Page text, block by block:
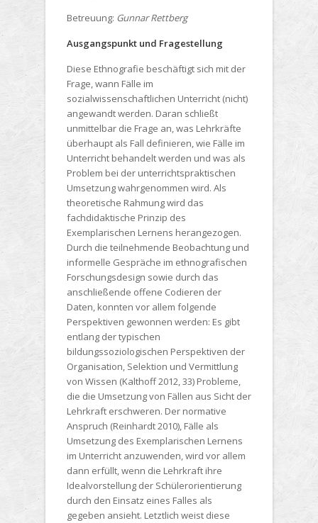
Betreuung: Gunnar Rettberg
Ausgangspunkt und Fragestellung
Diese Ethnografie beschäftigt sich mit der
Frage, wann Fälle im
sozialwissenschaftlichen Unterricht (nicht)
angewandt werden. Daran schließt
unmittelbar die Frage an, was Lehrkräfte
überhaupt als Fall definieren, wie Fälle im
Unterricht behandelt werden und was als
Problem bei der unterrichtspraktischen
Umsetzung wahrgenommen wird. Als
theoretische Rahmung wird das
fachdidaktische Prinzip des
Exemplarischen Lernens herangezogen.
Durch die teilnehmende Beobachtung und
informelle Gespräche im ethnografischen
Forschungsdesign sowie durch das
anschließende offene Codieren der
Daten, konnten vor allem folgende
Perspektiven gewonnen werden: Es gibt
entlang der typischen
bildungssoziologischen Perspektiven der
Organisation, Selektion und Vermittlung
von Wissen (Kalthoff 2012, 33) Probleme,
die die Umsetzung von Fällen aus Sicht der
Lehrkraft erschweren. Der normative
Anspruch (Reinhardt 2010), Fälle als
Umsetzung des Exemplarischen Lernens
im Unterricht anzuwenden, wird vor allem
dann erfüllt, wenn die Lehrkraft ihre
Idealvorstellung der Schülerorientierung
durch den Einsatz eines Falles als
gegeben ansieht. Letztlich weist diese